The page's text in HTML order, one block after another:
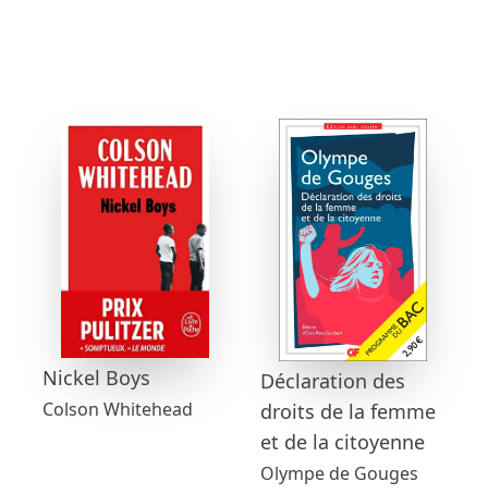
Nickel Boys
Colson Whitehead
Déclaration des
droits de la femme
et de la citoyenne
Olympe de Gouges